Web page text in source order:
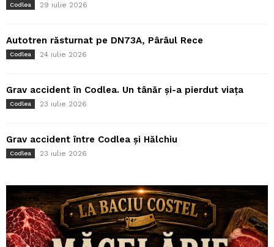
Codlea 29 iulie 2026
Autotren răsturnat pe DN73A, Pârâul Rece
Codlea 24 iulie 2026
Grav accident în Codlea. Un tânăr și-a pierdut viața
Codlea 23 iulie 2026
Grav accident între Codlea și Hălchiu
Codlea 23 iulie 2026